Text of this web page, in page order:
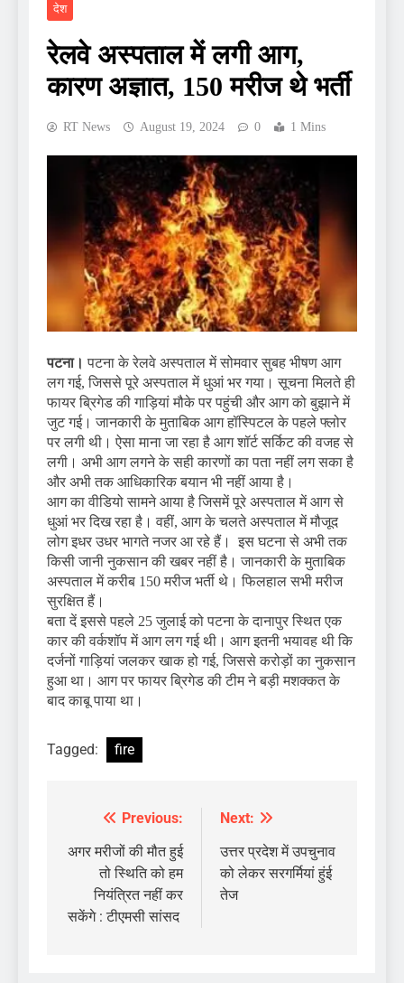
देश
रेलवे अस्पताल में लगी आग,
कारण अज्ञात, 150 मरीज थे भर्ती
RT News August 19, 2024 0 1 Mins
पटना।पटना के रेलवे अस्पताल में सोमवार सुबह भीषण आग
लग गई, जिससे पूरे अस्पताल में धुआं भर गया। सूचना मिलते ही
फायर ब्रिगेड की गाड़ियां मौके पर पहुंची और आग को बुझाने में
जुट गई। जानकारी के मुताबिक आग हॉस्पिटल के पहले फ्लोर
पर लगी थी। ऐसा माना जा रहा है आग शॉर्ट सर्किट की वजह से
लगी। अभी आग लगने के सही कारणों का पता नहीं लग सका है
और अभी तक आधिकारिक बयान भी नहीं आया है।
आग का वीडियो सामने आया है जिसमें पूरे अस्पताल में आग से
धुआं भर दिख रहा है। वहीं, आग के चलते अस्पताल में मौजूद
लोग इधर उधर भागते नजर आ रहे हैं। इस घटना से अभी तक
किसी जानी नुकसान की खबर नहीं है। जानकारी के मुताबिक
अस्पताल में करीब 150 मरीज भर्ती थे। फिलहाल सभी मरीज
सुरक्षित हैं।
बता दें इससे पहले 25 जुलाई को पटना के दानापुर स्थित एक
कार की वर्कशॉप में आग लग गई थी। आग इतनी भयावह थी कि
दर्जनों गाड़ियां जलकर खाक हो गई, जिससे करोड़ों का नुकसान
हुआ था। आग पर फायर ब्रिगेड की टीम ने बड़ी मशक्कत के
बाद काबू पाया था।
Tagged: fire
Post
navigation
Previous:
अगर मरीजों की मौत हुई
तो स्थिति को हम
नियंत्रित नहीं कर
सकेंगे : टीएमसी सांसद
Next:
उत्तर प्रदेश में उपचुनाव
को लेकर सरगर्मियां हुंई
तेज